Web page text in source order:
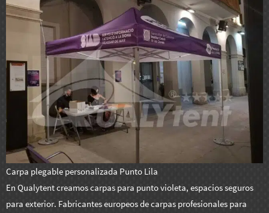
Carpa plegable personalizada Punto Lila
En Qualytent creamos carpas para punto violeta, espacios seguros
para exterior. Fabricantes europeos de carpas profesionales para